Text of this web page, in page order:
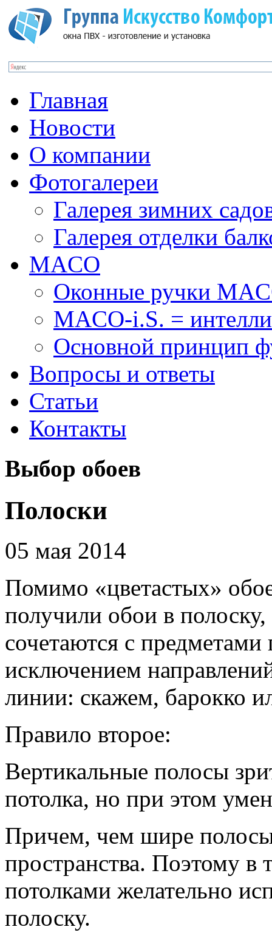
Главная
Новости
О компании
Фотогалереи
Галерея зимних
Галерея отделки
MACO
Оконные ручки
MACO-i.S. =
Основной принцип
Вопросы и ответы
Статьи
Контакты
Выбор обоев
Полоски
05 мая 2014
Помимо «цветастых»
получили обои в
сочетаются с
исключением
линии: скажем, барокко
Правило второе:
Вертикальные полосы
потолка, но при этом
Причем, чем шире
пространства. Поэтому
потолками желательно
полоску.